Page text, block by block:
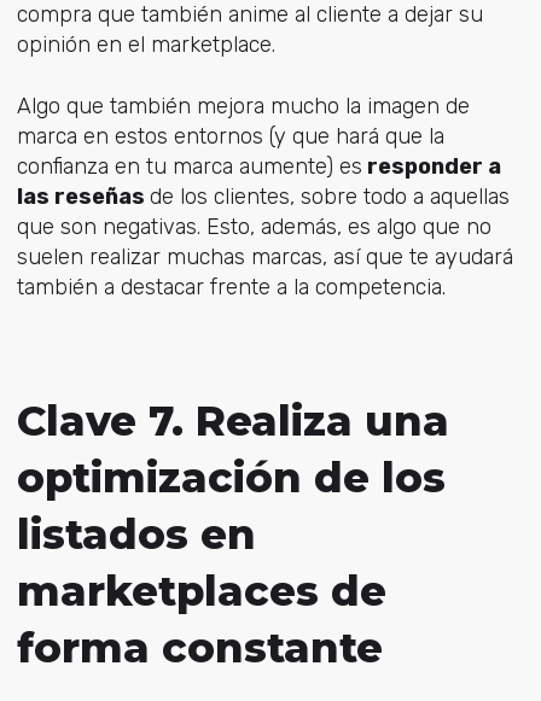
compra que también anime al cliente a dejar su
opinión en el marketplace.
Algo que también mejora mucho la imagen de
marca en estos entornos (y que hará que la
confianza en tu marca aumente) es responder a
las reseñas de los clientes, sobre todo a aquellas
que son negativas. Esto, además, es algo que no
suelen realizar muchas marcas, así que te ayudará
también a destacar frente a la competencia.
Clave 7. Realiza una
optimización de los
listados en
marketplaces de
forma constante